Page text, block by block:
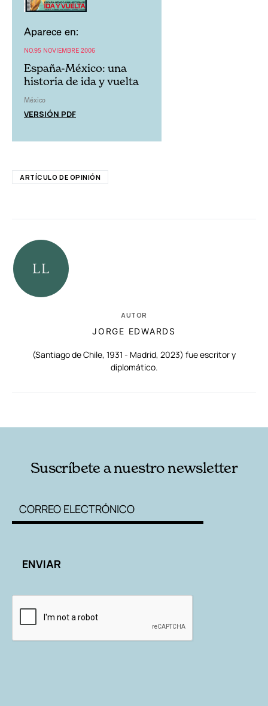
Aparece en:
NO.95 NOVIEMBRE 2006
España-México: una
historia de ida y vuelta
México
VERSIÓN PDF
ARTÍCULO DE OPINIÓN
AUTOR
JORGE EDWARDS
(Santiago de Chile, 1931 - Madrid, 2023) fue escritor y
diplomático.
Suscríbete a nuestro newsletter